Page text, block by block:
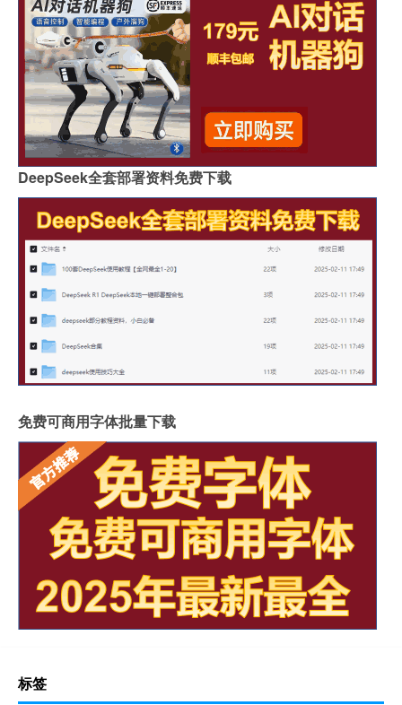
DeepSeek全套部署资料免费下载
免费可商用字体批量下载
标签